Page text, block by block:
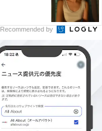
Recommended by